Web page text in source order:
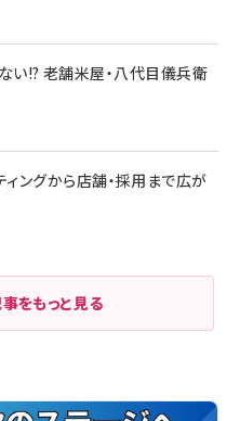
!? 老舗米屋・八代目儀兵衛
ィングから店舗・採用まで広が
をもっと見る